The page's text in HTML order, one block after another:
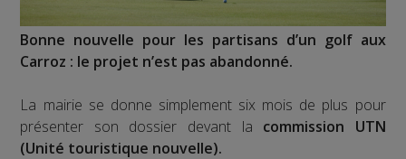
Bonne nouvelle pour les partisans d’un golf aux
Carroz : le projet n’est pas abandonné.
La mairie se donne simplement six mois de plus pour
présenter son dossier devant la commission UTN
(Unité touristique nouvelle).